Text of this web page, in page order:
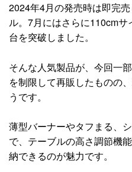
2024年4月の発売時は即完
ル。7月にはさらに110cm
台を突破しました。
そんな人気製品が、今回一
を制限して再販したものの
うです。
薄型バーナーやタフまる、
で、テーブルの高さ調節機
納できるのが魅力です。